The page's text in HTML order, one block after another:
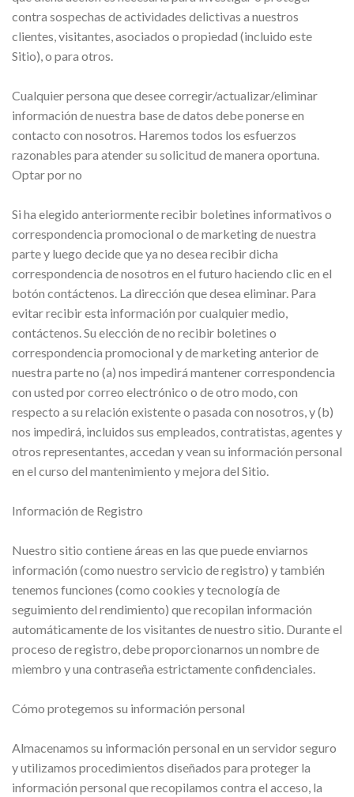
contra sospechas de actividades delictivas a nuestros
clientes, visitantes, asociados o propiedad (incluido este
Sitio), o para otros.
Cualquier persona que desee corregir/actualizar/eliminar
información de nuestra base de datos debe ponerse en
contacto con nosotros. Haremos todos los esfuerzos
razonables para atender su solicitud de manera oportuna.
Optar por no
Si ha elegido anteriormente recibir boletines informativos o
correspondencia promocional o de marketing de nuestra
parte y luego decide que ya no desea recibir dicha
correspondencia de nosotros en el futuro haciendo clic en el
botón contáctenos. La dirección que desea eliminar. Para
evitar recibir esta información por cualquier medio,
contáctenos. Su elección de no recibir boletines o
correspondencia promocional y de marketing anterior de
nuestra parte no (a) nos impedirá mantener correspondencia
con usted por correo electrónico o de otro modo, con
respecto a su relación existente o pasada con nosotros, y (b)
nos impedirá, incluidos sus empleados, contratistas, agentes y
otros representantes, accedan y vean su información personal
en el curso del mantenimiento y mejora del Sitio.
Información de Registro
Nuestro sitio contiene áreas en las que puede enviarnos
información (como nuestro servicio de registro) y también
tenemos funciones (como cookies y tecnología de
seguimiento del rendimiento) que recopilan información
automáticamente de los visitantes de nuestro sitio. Durante el
proceso de registro, debe proporcionarnos un nombre de
miembro y una contraseña estrictamente confidenciales.
Cómo protegemos su información personal
Almacenamos su información personal en un servidor seguro
y utilizamos procedimientos diseñados para proteger la
información personal que recopilamos contra el acceso, la